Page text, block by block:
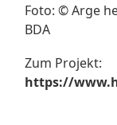
Foto: © Arge
BDA
Zum Projekt:
https://